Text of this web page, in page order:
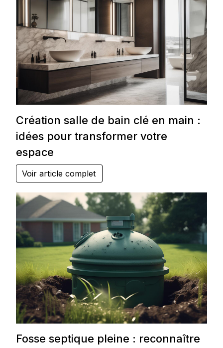
Création salle de bain clé en main :
idées pour transformer votre
espace
Voir article complet
Fosse septique pleine : reconnaître